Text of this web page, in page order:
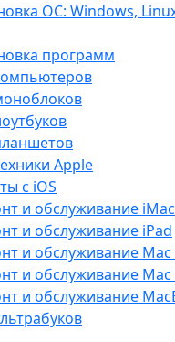
ОС: Windows,
программ
Apple
с iOS
и обслуживание iMac
и обслуживание iPad
и обслуживание
и обслуживание Mac
и обслуживание